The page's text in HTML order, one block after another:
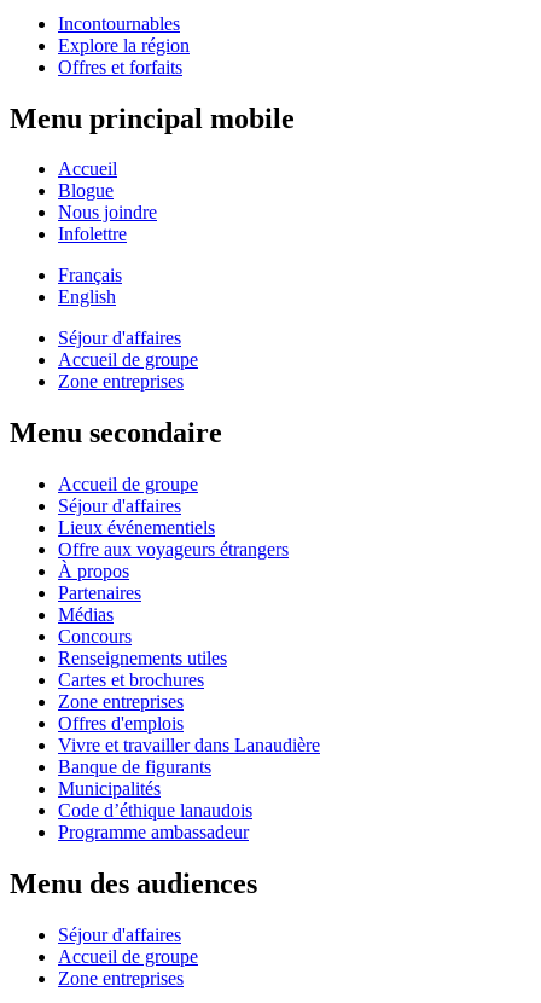
Incontournables
Explore la région
Offres et forfaits
Menu principal mobile
Accueil
Blogue
Nous joindre
Infolettre
Français
English
Séjour d'affaires
Accueil de groupe
Zone entreprises
Menu secondaire
Accueil de groupe
Séjour d'affaires
Lieux événementiels
Offre aux voyageurs étrangers
À propos
Partenaires
Médias
Concours
Renseignements utiles
Cartes et brochures
Zone entreprises
Offres d'emplois
Vivre et travailler dans Lanaudière
Banque de figurants
Municipalités
Code d’éthique lanaudois
Programme ambassadeur
Menu des audiences
Séjour d'affaires
Accueil de groupe
Zone entreprises